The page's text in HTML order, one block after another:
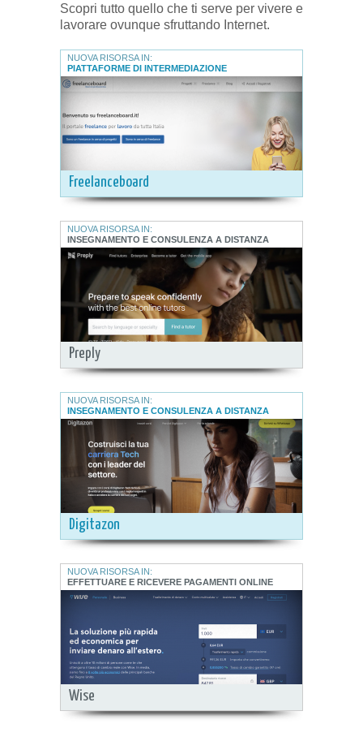
Scopri tutto quello che ti serve per vivere e
lavorare ovunque sfruttando Internet.
Freelanceboard
NUOVA RISORSA IN:
PIATTAFORME DI INTERMEDIAZIONE
Preply
NUOVA RISORSA IN:
INSEGNAMENTO E CONSULENZA A DISTANZA
Digitazon
NUOVA RISORSA IN:
INSEGNAMENTO E CONSULENZA A DISTANZA
Wise
NUOVA RISORSA IN:
EFFETTUARE E RICEVERE PAGAMENTI ONLINE